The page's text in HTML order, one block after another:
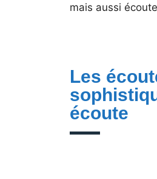
mais aussi
Les
écoute